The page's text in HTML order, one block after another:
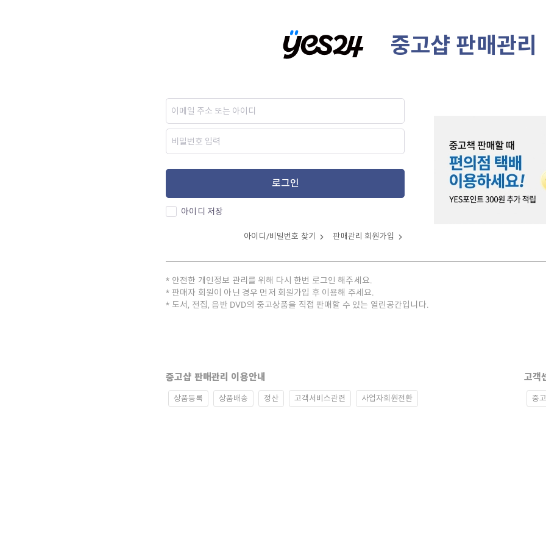
중고샵 판매관리
로그인
아이디 저장
아이디/비밀번호 찾기 판매관리 회원가입
안전한 개인정보 관리를 위해 다시 한번 로그인 해주세요.
판매자 회원이 아닌 경우 먼저 회원가입 후 이용해 주세요.
도서, 전집, 음반 DVD의 중고상품을 직접 판매할 수 있는 열린공간입니다.
중고샵 판매관리 이용안내
상품등록 상품배송 정산 고객서비스관련 사업자회원전환
고객
중